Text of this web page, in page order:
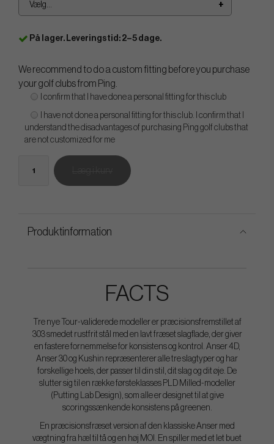
Vælg...
På lager. Leveringstid: 2–5 dage.
We recommend to do a custom fitting before you purchase
your golf clubs from Ping.
I confirm that I have done a personal fitting for this club
I have not done a personal fitting for this club. I confirm that I
understand the disadvantages of purchasing Ping golf clubs that
are not customized for me
Produktinformation
FACTS
Tre nye Tour-validerede modeller er præcisionsfremstillet af
303 smedet rustfrit stål med en lavt fræset slagflade, der giver
en fastere fornemmelse for konsistens og kontrol. Anser 4D,
Anser 30 og Kushin repræsenterer alle tre slagtyper og har
forskellige hoels, der passer til din stil, dit slag og dit øje. De
slutter sig til en række førsteklasses PLD Milled-modeller
(Putting Lab Design), som alle er designet til at give
scoringssænkende konsistens på greenen.
En præcisionsfræset version af den klassiske Anser med
vægtning fra hæl til tå og en høj MOI. En spiller med et let buet